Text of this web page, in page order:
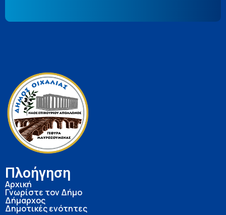
Πλοήγηση
Αρχική
Γνωρίστε τον Δήμο
Δήμαρχος
Δημοτικές ενότητες